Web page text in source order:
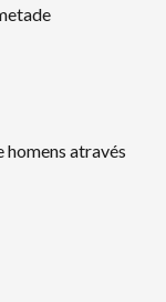
homens através